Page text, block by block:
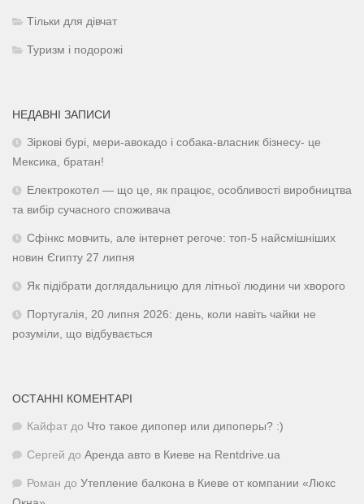
Тільки для дівчат
Туризм і подорожі
НЕДАВНІ ЗАПИСИ
Зіркові бурі, мери-авокадо і собака-власник бізнесу- це
Мексика, братан!
Електрокотел — що це, як працює, особливості виробництва
та вибір сучасного споживача
Сфінкс мовчить, але інтернет регоче: топ-5 найсмішніших
новин Єгипту 27 липня
Як підібрати доглядальницю для літньої людини чи хворого
Португалія, 20 липня 2026: день, коли навіть чайки не
розуміли, що відбувається
ОСТАННІ КОМЕНТАРІ
Кайфат до Что такое дипопер или дипоперы? :)
Сергей до Аренда авто в Киеве на Rentdrive.ua
Роман до Утепление балкона в Киеве от компании «Люкс